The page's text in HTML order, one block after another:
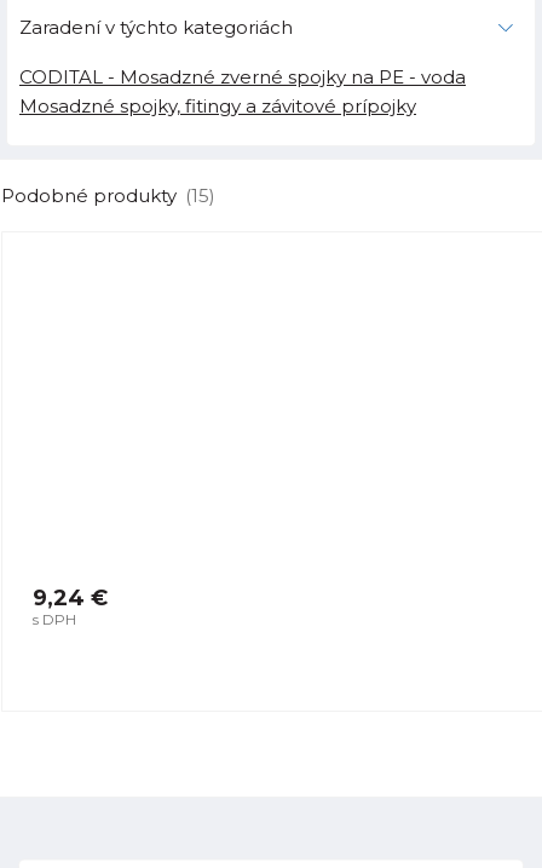
Zaradení v týchto kategoriách
CODITAL - Mosadzné zverné spojky na PE - voda
Mosadzné spojky, fitingy a závitové prípojky
Podobné produkty (15)
9,24 €
s DPH